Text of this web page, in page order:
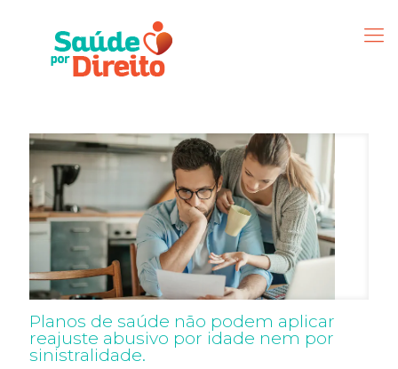
Planos de saúde não podem aplicar
reajuste abusivo por idade nem por
sinistralidade.